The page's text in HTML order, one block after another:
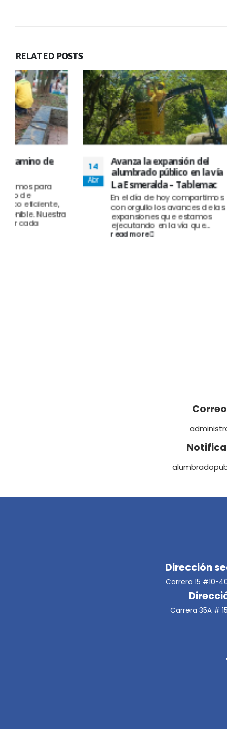
RELATED POSTS
14
Avanza la expansión del
alumbrado público en la vía
La Esmeralda – Tablemac
En el día de hoy compartimos
con orgullo los avances de las
expansiones que estamos
ejecutando en la vía que...
17
Jul
💡
Dirección
Carrera 15 #10-
Carrera 35A #